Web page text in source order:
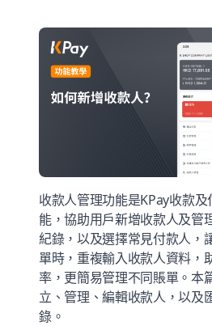
收款人管理功能是KPay收款
能，協助用戶新增收款人及管
紀錄，以及選擇常見付款人，
單時，重複輸入收款人資料，
率，更簡易管理不同賬單。本
立、管理、編輯收款人，以及
錄。